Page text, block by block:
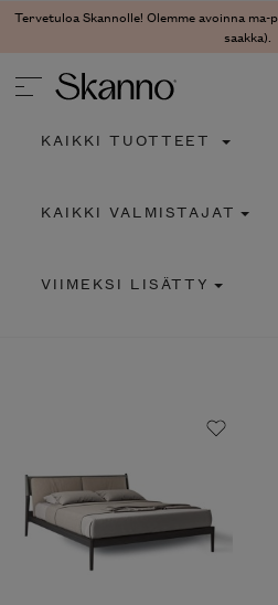
Tervetuloa Skannolle! Olemme avoinna
saakka).
Type 2 or more characters for
KAIKKI TUOTTEET
KAIKKI VALMISTAJAT
VIIMEKSI LISÄTTY